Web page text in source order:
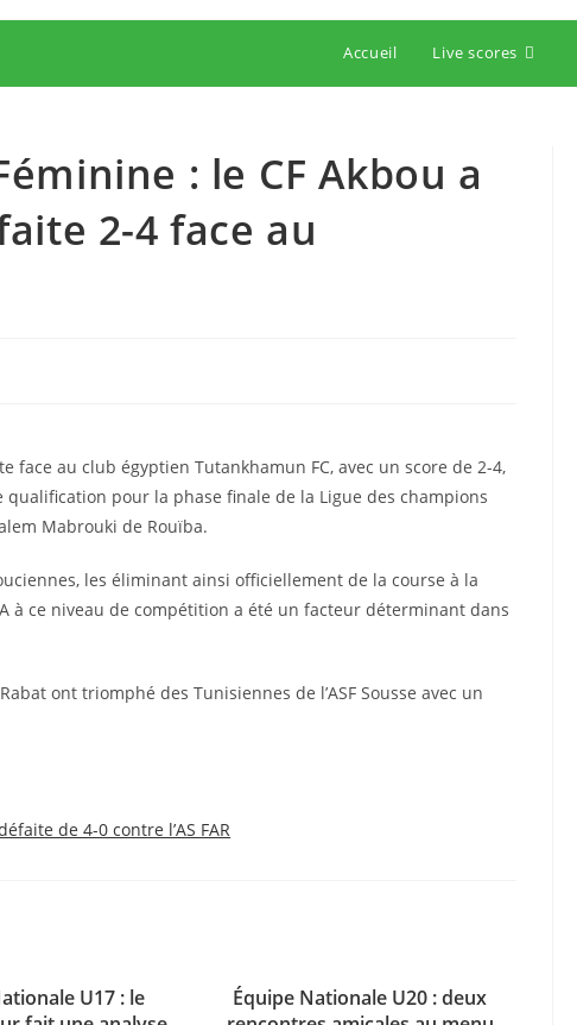
Accueil Live scores
: le CF Akbou a
2-4 face au
face au club égyptien Tutankhamun FC, avec un score de 2-4,
pour la phase finale de la Ligue des champions
Mabrouki de Rouïba.
les éliminant ainsi officiellement de la course à la
à ce niveau de compétition a été un facteur déterminant dans
ont triomphé des Tunisiennes de l’ASF Sousse avec un
de 4-0 contre l’AS FAR
U17 : le
Équipe Nationale U20 : deux